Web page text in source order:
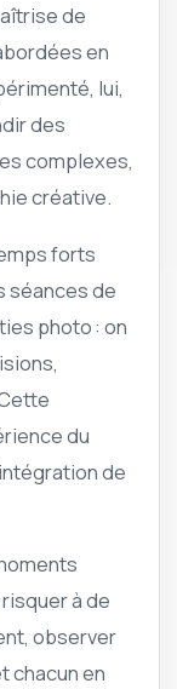
de
en
lui,
des
complexes,
créative.
forts
séances de
photo : on
du
de
à de
observer
chacun en